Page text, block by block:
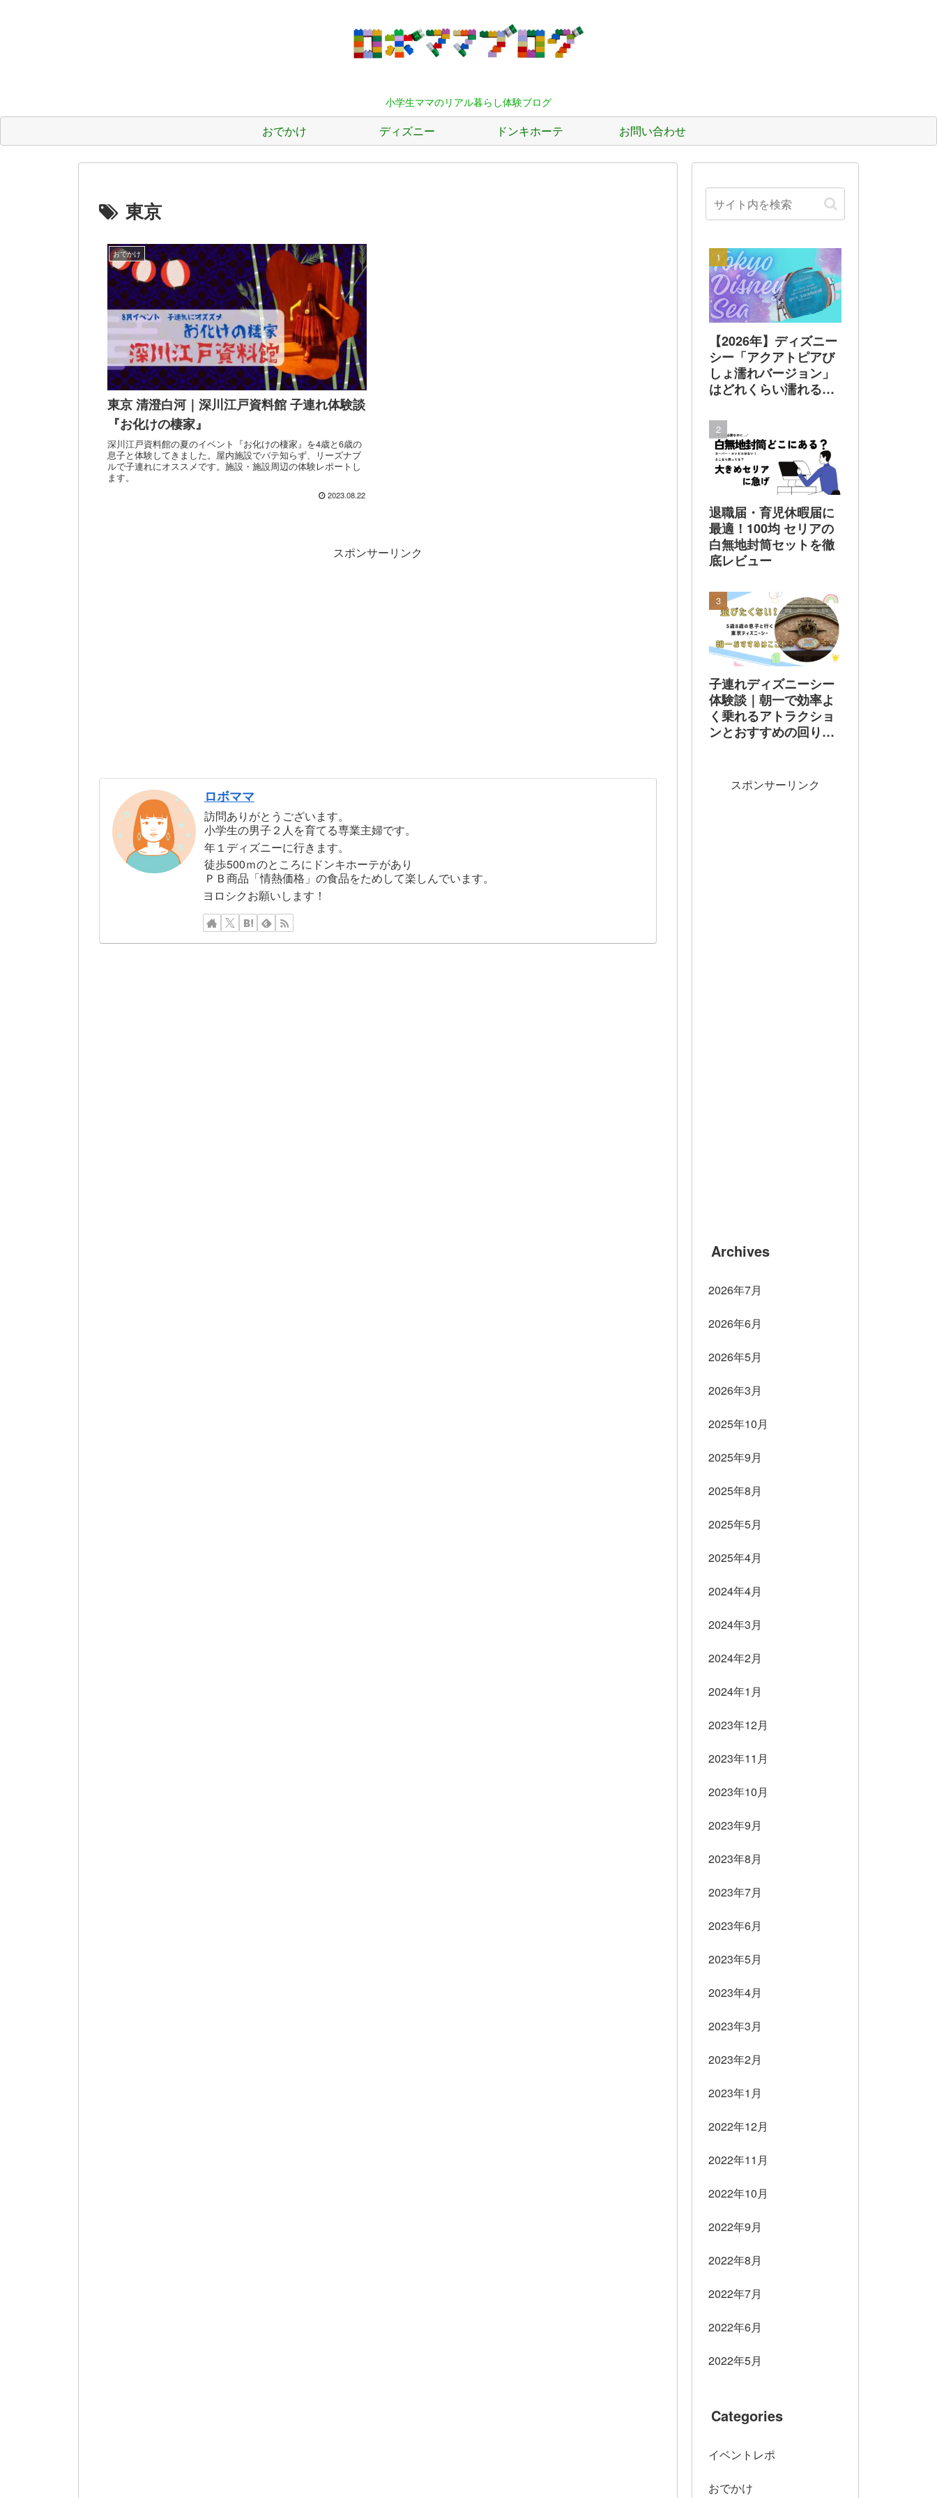
小学生ママのリアル暮らし体験ブログ
おでかけ ディズニー ドンキホーテ お問い合わせ
東京
おでかけ
東京 清澄白河｜深川江戸資料館 子連れ体験談
『お化けの棲家』
深川江戸資料館の夏のイベント『お化けの棲家』を4歳と6歳の
息子と体験してきました。屋内施設でバテ知らず、リーズナブ
ルで子連れにオススメです。施設・施設周辺の体験レポートし
ます。
2023.08.22
スポンサーリンク
ロボママ
訪問ありがとうございます。
小学生の男子２人を育てる専業主婦です。
年１ディズニーに行きます。
徒歩500ｍのところにドンキホーテがあり
ＰＢ商品「情熱価格」の食品をためして楽しんでいます。
ヨロシクお願いします！
【2026年】ディズニー
シー「アクアトピアび
しょ濡れバージョン」
はどれくらい濡れる？
レインポンチョで乗っ
てみた 実体験でレビ
ュー
退職届・育児休暇届に
最適！100均 セリアの
白無地封筒セットを徹
底レビュー
子連れディズニーシー
体験談｜朝一で効率よ
く乗れるアトラクショ
ンとおすすめの回り方
スポンサーリンク
Archives
2026年7月
2026年6月
2026年5月
2026年3月
2025年10月
2025年9月
2025年8月
2025年5月
2025年4月
2024年4月
2024年3月
2024年2月
2024年1月
2023年12月
2023年11月
2023年10月
2023年9月
2023年8月
2023年7月
2023年6月
2023年5月
2023年4月
2023年3月
2023年2月
2023年1月
2022年12月
2022年11月
2022年10月
2022年9月
2022年8月
2022年7月
2022年6月
2022年5月
Categories
イベントレポ
おでかけ